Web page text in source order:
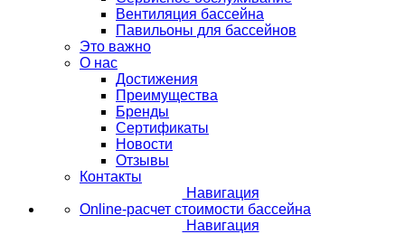
Вентиляция бассейна
Павильоны для бассейнов
Это важно
О нас
Достижения
Преимущества
Бренды
Сертификаты
Новости
Отзывы
Контакты
Навигация
Online-расчет стоимости бассейна
Навигация